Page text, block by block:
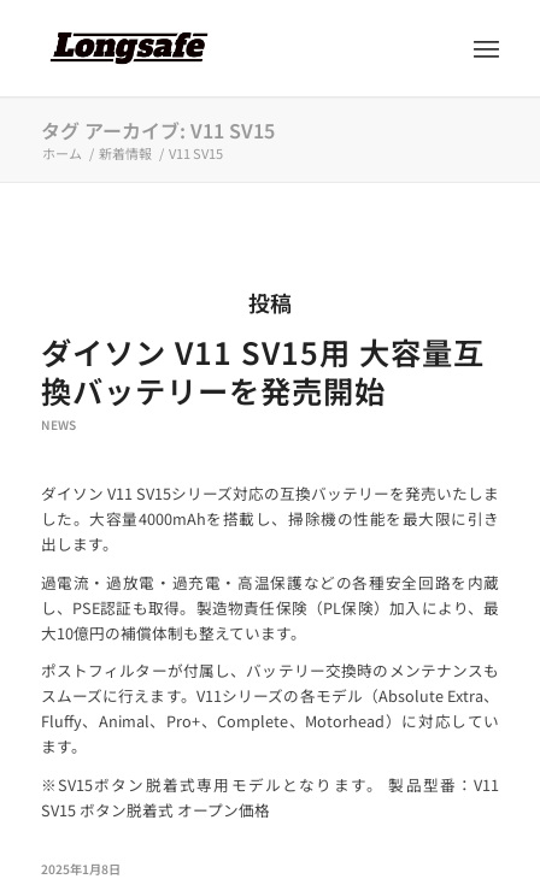
タグ アーカイブ: V11 SV15
ホーム / 新着情報 / V11 SV15
投稿
ダイソン V11 SV15用 大容量互
換バッテリーを発売開始
NEWS
ダイソン V11 SV15シリーズ対応の互換バッテリーを発売いたしま
した。大容量4000mAhを搭載し、掃除機の性能を最大限に引き
出します。
過電流・過放電・過充電・高温保護などの各種安全回路を内蔵
し、PSE認証も取得。製造物責任保険（PL保険）加入により、最
大10億円の補償体制も整えています。
ポストフィルターが付属し、バッテリー交換時のメンテナンスも
スムーズに行えます。V11シリーズの各モデル（Absolute Extra、
Fluffy、Animal、Pro+、Complete、Motorhead）に対応してい
ます。
※SV15ボタン脱着式専用モデルとなります。 製品型番：V11
SV15 ボタン脱着式 オープン価格
2025年1月8日